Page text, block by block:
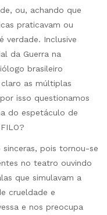
ou, achando que
praticavam ou
verdade. Inclusive
da Guerra na
brasileiro
as múltiplas
isso questionamos
do espetáculo de
sinceras, pois tornou-se
no teatro ouvindo
que simulavam a
crueldade e
e nos preocupa